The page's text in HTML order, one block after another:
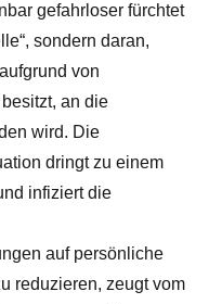
gefahrloser fürchtet
sondern daran,
von
an die
wird. Die
dringt zu einem
infiziert die
auf persönliche
reduzieren, zeugt vom